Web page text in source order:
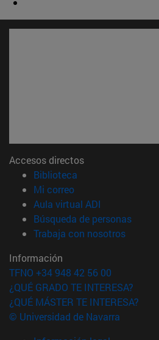
Accesos directos
Biblioteca
Mi correo(abre en nueva
Aula virtual ADI
Búsqueda de personas(abre
Trabaja con nosotros(abre
Información
TFNO +34 948 42 56 00
¿QUÉ GRADO TE INTERESA?
¿QUÉ MÁSTER TE INTERESA?
© Universidad de Navarra